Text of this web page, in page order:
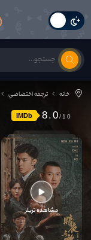
خانه ترجمه اختصاصی
IMDb 8.0
مشاهده تریلر